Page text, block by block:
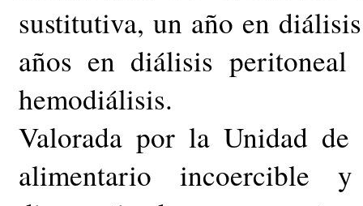
sustitutiva, un año en
años en diálisis
hemodiálisis.
Valorada por la Unidad de
alimentario